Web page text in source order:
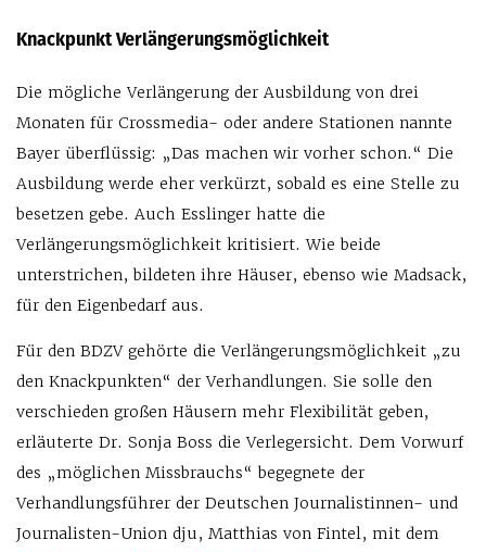
Knackpunkt Verlängerungsmöglichkeit
Die mögliche Verlängerung der Ausbildung von drei
Monaten für Crossmedia- oder andere Stationen nannte
Bayer überflüssig: „Das machen wir vorher schon.“ Die
Ausbildung werde eher verkürzt, sobald es eine Stelle zu
besetzen gebe. Auch Esslinger hatte die
Verlängerungsmöglichkeit kritisiert. Wie beide
unterstrichen, bildeten ihre Häuser, ebenso wie Madsack,
für den Eigenbedarf aus.
Für den BDZV gehörte die Verlängerungsmöglichkeit „zu
den Knackpunkten“ der Verhandlungen. Sie solle den
verschieden großen Häusern mehr Flexibilität geben,
erläuterte Dr. Sonja Boss die Verlegersicht. Dem Vorwurf
des „möglichen Missbrauchs“ begegnete der
Verhandlungsführer der Deutschen Journalistinnen- und
Journalisten-Union dju, Matthias von Fintel, mit dem